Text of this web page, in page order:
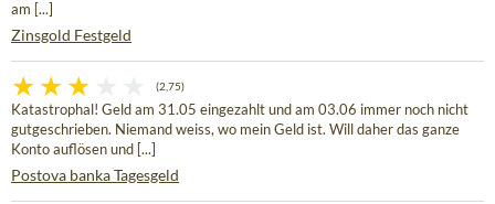
am [...]
Zinsgold Festgeld
(2,75)
Katastrophal! Geld am 31.05 eingezahlt und am 03.06 immer noch nicht
gutgeschrieben. Niemand weiss, wo mein Geld ist. Will daher das ganze
Konto auflösen und [...]
Postova banka Tagesgeld